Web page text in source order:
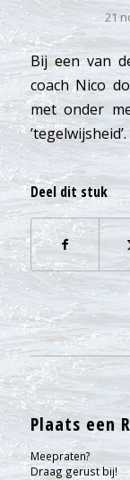
21
Bij een van
coach Nico
met onder
Deel dit stuk
Plaats een
Meepraten?
Draag gerust bij!